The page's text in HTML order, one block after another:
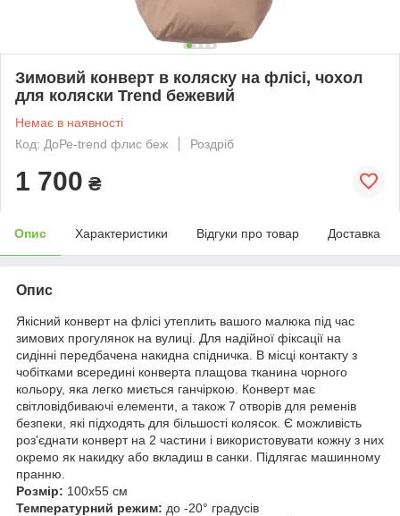
Зимовий конверт в коляску на флісі, чохол
для коляски Trend бежевий
Немає в наявності
Код: ДоРе-trend флис беж
Роздріб
1 700 ₴
Опис Характеристики Відгуки про товар Доставка
Опис
Якісний конверт на флісі утеплить вашого малюка під час
зимових прогулянок на вулиці. Для надійної фіксації на
сидінні передбачена накидна спідничка. В місці контакту з
чобітками всередині конверта плащова тканина чорного
кольору, яка легко миється ганчіркою. Конверт має
світловідбиваючі елементи, а також 7 отворів для ременів
безпеки, які підходять для більшості колясок. Є можливість
роз'єднати конверт на 2 частини і використовувати кожну з них
окремо як накидку або вкладиш в санки. Підлягає машинному
пранню.
Розмір: 100х55 см
Температурний режим: до -20° градусів